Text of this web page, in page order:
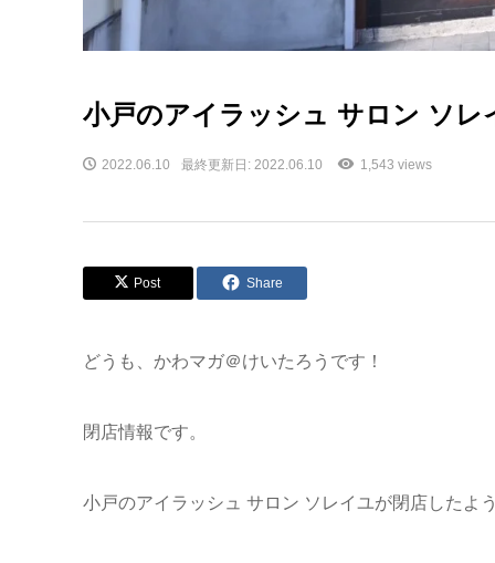
小戸のアイラッシュ サロン ソレ
2022.06.10 最終更新日: 2022.06.10 1,543 views
Post Share
どうも、かわマガ＠けいたろうです！
閉店情報です。
小戸のアイラッシュ サロン ソレイユが閉店したよう